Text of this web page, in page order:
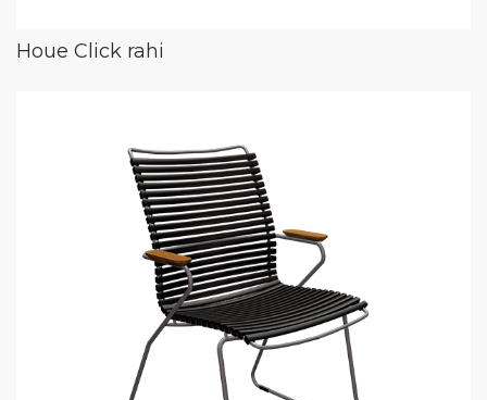
Houe Click rahi